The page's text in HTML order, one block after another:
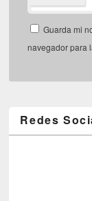
Guarda mi
navegador para
Redes